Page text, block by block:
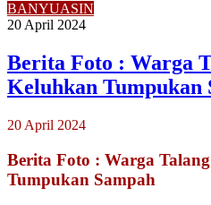
BANYUASIN
20 April 2024
Berita Foto : Warga
Keluhkan Tumpukan
20 April 2024
Berita Foto : Warga
Tumpukan Sampah